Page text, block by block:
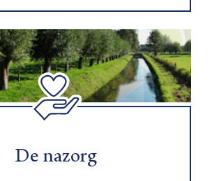
De nazorg